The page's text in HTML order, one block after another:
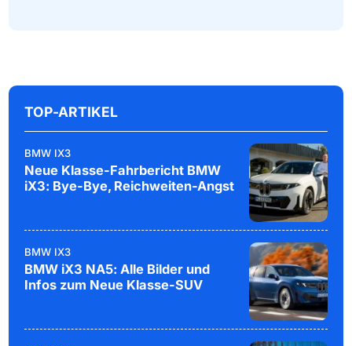
TOP-ARTIKEL
BMW IX3
Neue Klasse-Fahrbericht BMW
iX3: Bye-Bye, Reichweiten-Angst
BMW IX3
BMW iX3 NA5: Alle Bilder und
Infos zum Neue Klasse-SUV